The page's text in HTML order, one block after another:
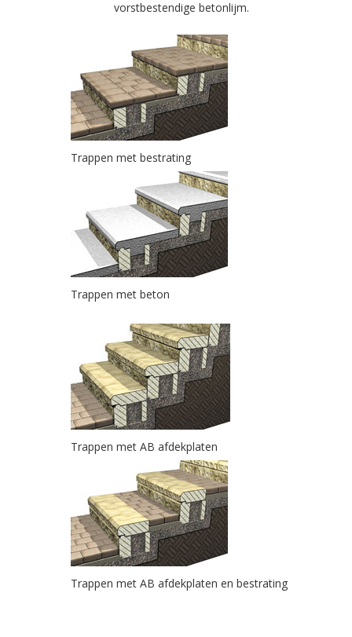
vorstbestendige betonlijm.
Trappen met bestrating
Trappen met beton
Trappen met AB afdekplaten
Trappen met AB afdekplaten en bestrating